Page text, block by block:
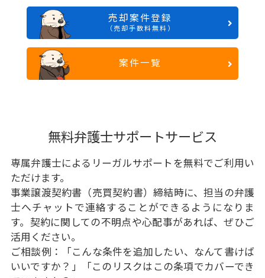
売却案件登録
（売却手数料無料）
案件一覧
無料弁護士サポートサービス
専属弁護士によるリーガルサポートを無料でご利用い
ただけます。
事業譲渡契約書（売買契約書）締結時に、担当の弁護
士へチャットで連絡することができるようになりま
す。契約に関しての不明点や心配事があれば、ぜひご
活用ください。
ご相談例：「こんな条件を追加したい、なんて書けば
いいですか？」「このリスクはこの条項でカバーでき